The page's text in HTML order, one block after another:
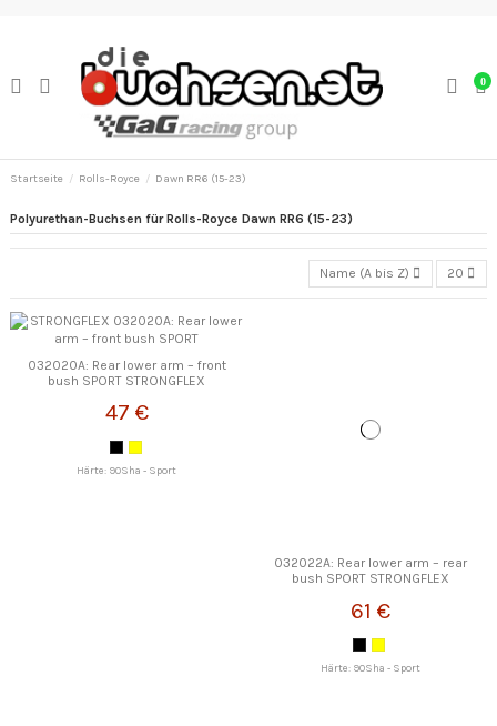
0
Startseite Rolls-Royce Dawn RR6 (15-23)
Polyurethan-Buchsen für Rolls-Royce Dawn RR6 (15-23)
Name (A bis Z) 20
032020A: Rear lower arm – front
bush SPORT STRONGFLEX
47 €
Härte: 90Sha - Sport
032022A: Rear lower arm – rear
bush SPORT STRONGFLEX
61 €
Härte: 90Sha - Sport